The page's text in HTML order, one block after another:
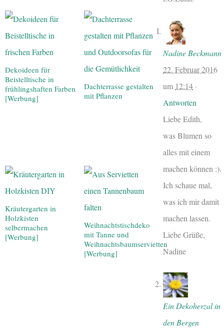
Dekoideen für
Beistelltische in
frühlingshaften Farben
[Werbung]
Dachterrasse gestalten
mit Pflanzen
Kräutergarten in
Holzkisten
selbermachen
[Werbung]
Weihnachtstischdeko
mit Tanne und
Weihnachtsbaumservietten
[Werbung]
Nadine Beckmann
22. Februar 2016
um 12:14 ·
Antworten
Liebe Edith,
was Blumen so
alles mit einem
machen können :).
Ich schaue mal,
was ich mir damit
machen lassen.
Liebe Grüße,
Nadine
Ein Dekoherzal in
den Bergen